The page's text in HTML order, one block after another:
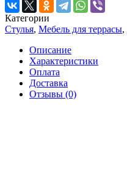
Категории
Стулья, Мебель для террасы,
Описание
Характеристики
Оплата
Доставка
Отзывы (0)